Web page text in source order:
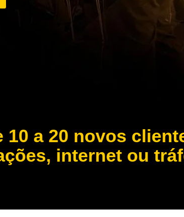
10 a 20 novos
internet ou